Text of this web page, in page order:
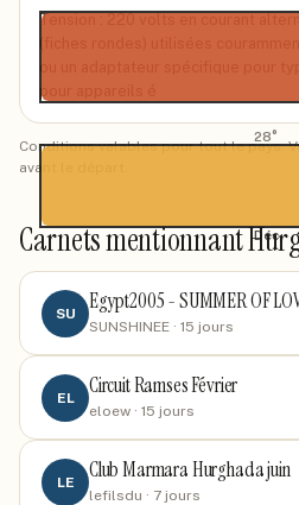
28°
Déc
Tension : 220 volts en courant
pour appareils é
Conditions valables pour tout le pays.
avant le départ.
Carnets mentionnant
SU Egypt2005 - SUMMER OF
SUNSHINEE · 15 jours
EL Circuit Ramses Février
eloew · 15 jours
LE Club Marmara Hurghada juin
lefilsdu · 7 jours